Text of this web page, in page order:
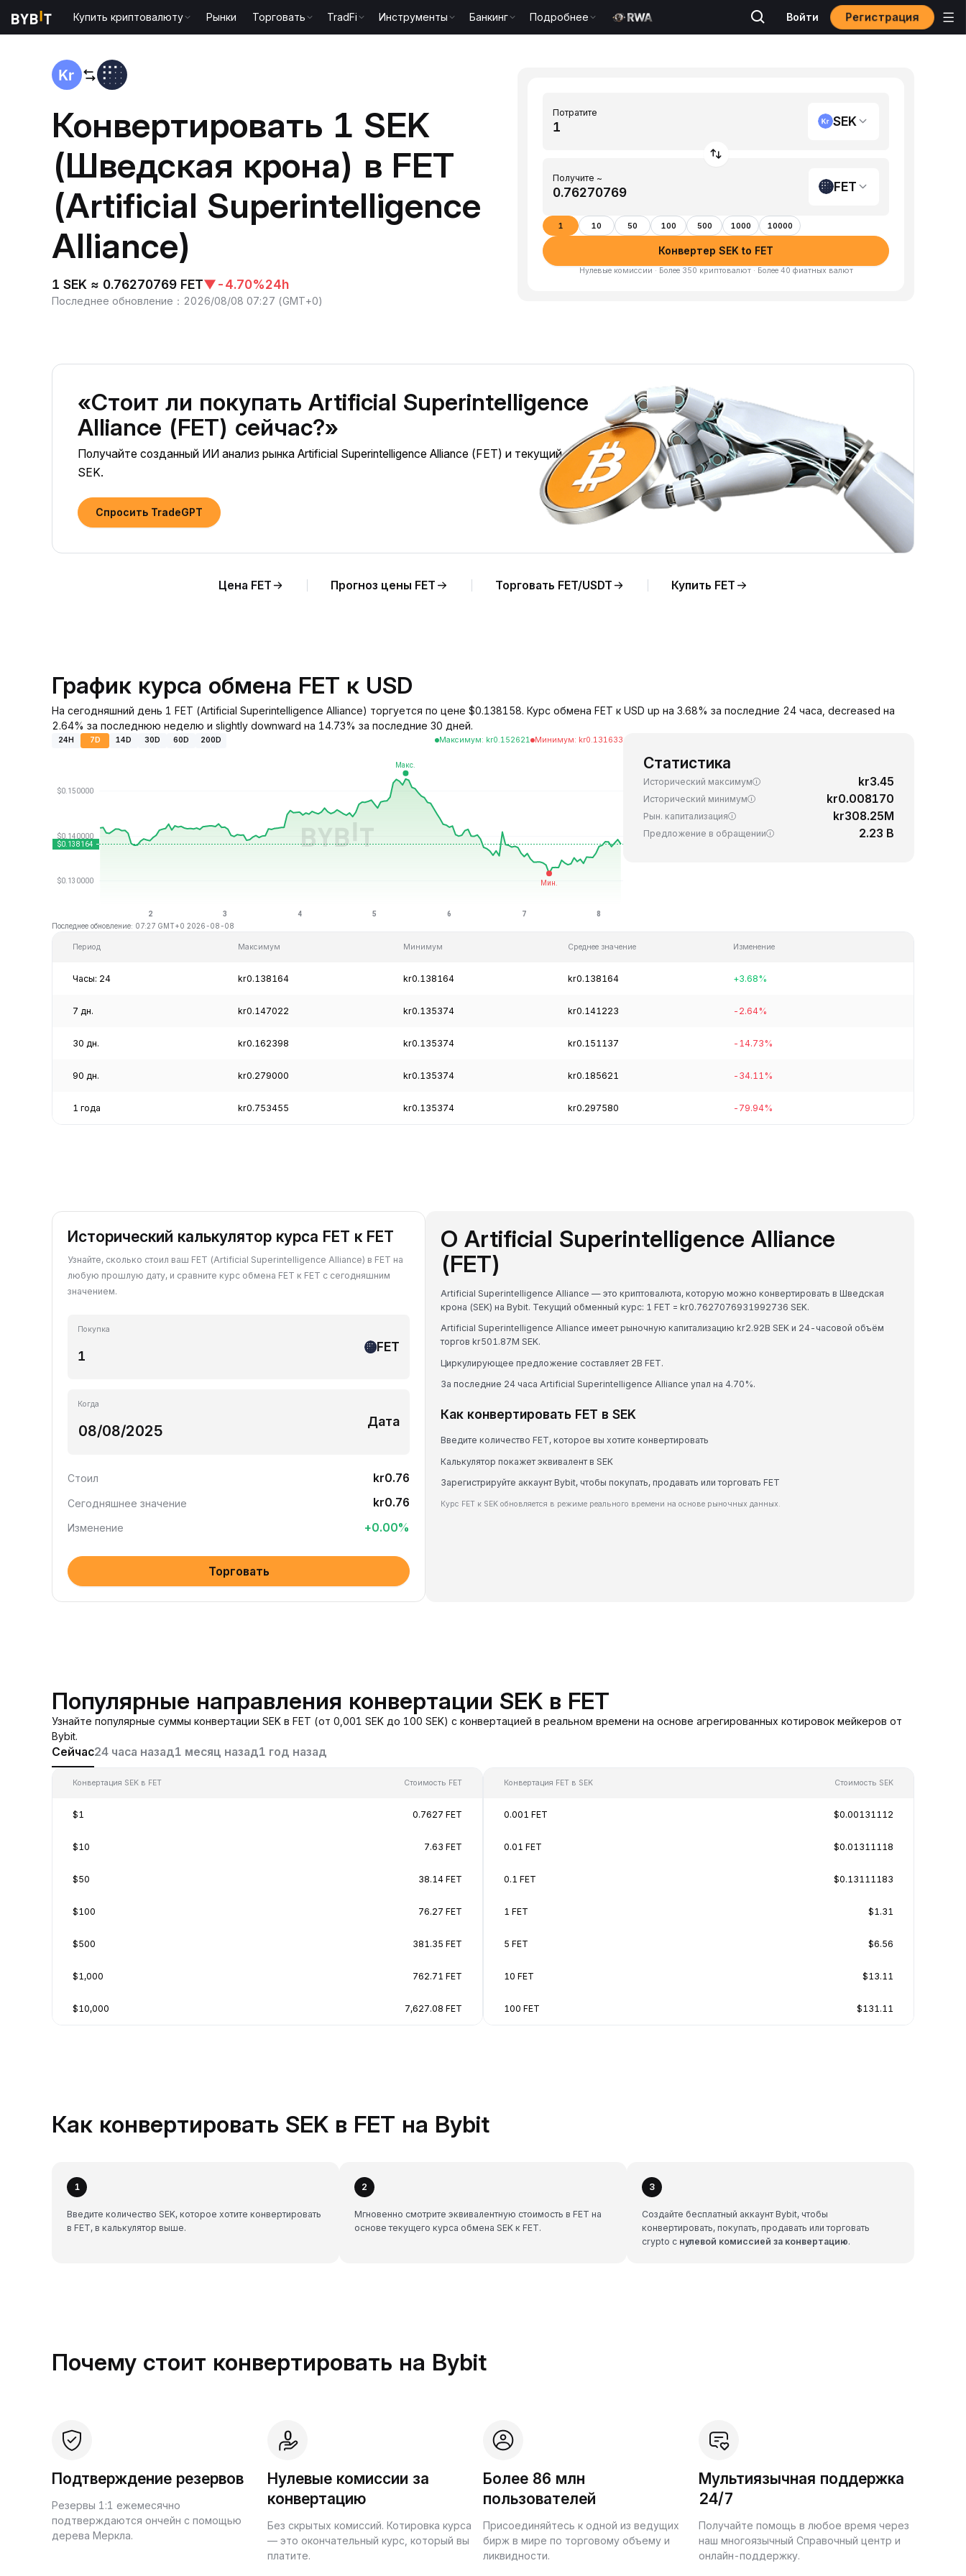
Купить криптовалюту Рынки Торговать TradFi Инструменты Банкинг Подробнее Войти Регистрация
Конвертировать 1 SEK
(Шведская крона) в FET
(Artificial Superintelligence
Alliance)
1 SEK ≈ 0.76270769 FET▼-4.70%24h
Последнее обновление ： 2026/08/08 07:27 (GMT+0)
Потратите
SEK
Получите ~
FET
1 10 50 100 500 1000 10000
Конвертер SEK to FET
Нулевые комиссии · Более 350 криптовалют · Более 40 фиатных валют
«Стоит ли покупать Artificial Superintelligence
Alliance (FET) сейчас?»
Получайте созданный ИИ анализ рынка Artificial Superintelligence Alliance (FET) и текущий анализ цены FET к
SEK.
Спросить TradeGPT
Цена FET Прогноз цены FET Торговать FET/USDT Купить FET
График курса обмена FET к USD
На сегодняшний день 1 FET (Artificial Superintelligence Alliance) торгуется по цене $0.138158. Курс обмена FET к USD up на 3.68% за последние 24 часа, decreased на
2.64% за последнюю неделю и slightly downward на 14.73% за последние 30 дней.
24H 7D 14D 30D 60D 200D Максимум: kr0.152621 Минимум: kr0.131633
Последнее обновление: 07:27 GMT+0 2026-08-08
Статистика
Исторический максимум kr3.45
Исторический минимум kr0.008170
Рын. капитализация kr308.25M
Предложение в обращении 2.23 B
Период Максимум Минимум Среднее значение Изменение
Часы: 24 kr0.138164 kr0.138164 kr0.138164 +3.68%
7 дн. kr0.147022 kr0.135374 kr0.141223 -2.64%
30 дн. kr0.162398 kr0.135374 kr0.151137 -14.73%
90 дн. kr0.279000 kr0.135374 kr0.185621 -34.11%
1 года kr0.753455 kr0.135374 kr0.297580 -79.94%
Исторический калькулятор курса FET к FET
Узнайте, сколько стоил ваш FET (Artificial Superintelligence Alliance) в FET на
любую прошлую дату, и сравните курс обмена FET к FET с сегодняшним
значением.
Покупка
FET
Когда
Дата
Стоил kr0.76
Сегодняшнее значение kr0.76
Изменение +0.00%
Торговать
О Artificial Superintelligence Alliance
(FET)
Artificial Superintelligence Alliance — это криптовалюта, которую можно конвертировать в Шведская
крона (SEK) на Bybit. Текущий обменный курс: 1 FET = kr0.7627076931992736 SEK.
Artificial Superintelligence Alliance имеет рыночную капитализацию kr2.92B SEK и 24-часовой объём
торгов kr501.87M SEK.
Циркулирующее предложение составляет 2B FET.
За последние 24 часа Artificial Superintelligence Alliance упал на 4.70%.
Как конвертировать FET в SEK
Введите количество FET, которое вы хотите конвертировать
Калькулятор покажет эквивалент в SEK
Зарегистрируйте аккаунт Bybit, чтобы покупать, продавать или торговать FET
Курс FET к SEK обновляется в режиме реального времени на основе рыночных данных.
Популярные направления конвертации SEK в FET
Узнайте популярные суммы конвертации SEK в FET (от 0,001 SEK до 100 SEK) с конвертацией в реальном времени на основе агрегированных котировок мейкеров от
Bybit.
Сейчас24 часа назад1 месяц назад1 год назад
Конвертация SEK в FET Стоимость FET
$1 0.7627 FET
$10 7.63 FET
$50 38.14 FET
$100 76.27 FET
$500 381.35 FET
$1,000 762.71 FET
$10,000 7,627.08 FET
Конвертация FET в SEK Стоимость SEK
0.001 FET $0.00131112
0.01 FET $0.01311118
0.1 FET $0.13111183
1 FET $1.31
5 FET $6.56
10 FET $13.11
100 FET $131.11
Как конвертировать SEK в FET на Bybit
1
Введите количество SEK, которое хотите конвертировать
в FET, в калькулятор выше.
2
Мгновенно смотрите эквивалентную стоимость в FET на
основе текущего курса обмена SEK к FET.
3
Создайте бесплатный аккаунт Bybit, чтобы
конвертировать, покупать, продавать или торговать
crypto с нулевой комиссией за конвертацию.
Почему стоит конвертировать на Bybit
Подтверждение резервов
Резервы 1:1 ежемесячно
подтверждаются ончейн с помощью
дерева Меркла.
Нулевые комиссии за
конвертацию
Без скрытых комиссий. Котировка курса
— это окончательный курс, который вы
платите.
Более 86 млн
пользователей
Присоединяйтесь к одной из ведущих
бирж в мире по торговому объему и
ликвидности.
Мультиязычная поддержка
24/7
Получайте помощь в любое время через
наш многоязычный Справочный центр и
онлайн-поддержку.